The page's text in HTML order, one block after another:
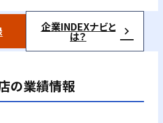
企業INDEXナビと
は？
の業績情報